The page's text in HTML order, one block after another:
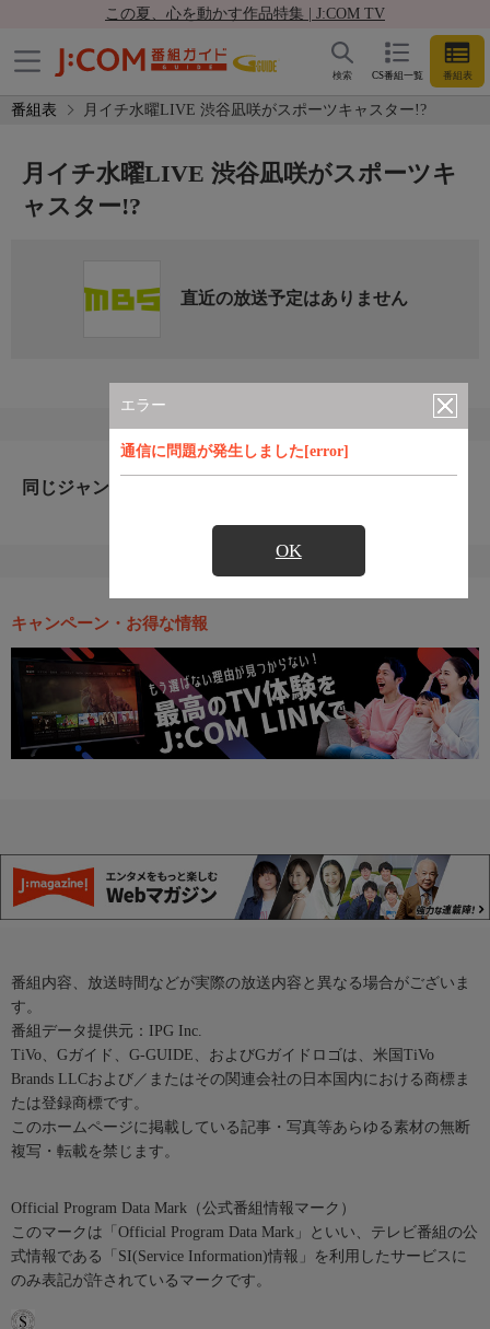
この夏、心を動かす作品特集 | J:COM TV
CS番組一覧 番組表
検索
番組表 月イチ水曜LIVE 渋谷凪咲がスポーツキャスター!?
エラー
通信に問題が発生しました[error]
OK
月イチ水曜LIVE 渋谷凪咲がスポーツキ
ャスター!?
直近の放送予定はありません
同じジャンルのおすすめ番組
キャンペーン・お得な情報
番組内容、放送時間などが実際の放送内容と異なる場合がございま
す。
番組データ提供元：IPG Inc.
TiVo、Gガイド、G-GUIDE、およびGガイドロゴは、米国TiVo
Brands LLCおよび／またはその関連会社の日本国内における商標ま
たは登録商標です。
このホームページに掲載している記事・写真等あらゆる素材の無断
複写・転載を禁じます。
Official Program Data Mark（公式番組情報マーク）
このマークは「Official Program Data Mark」といい、テレビ番組の公
式情報である「SI(Service Information)情報」を利用したサービスに
のみ表記が許されているマークです。